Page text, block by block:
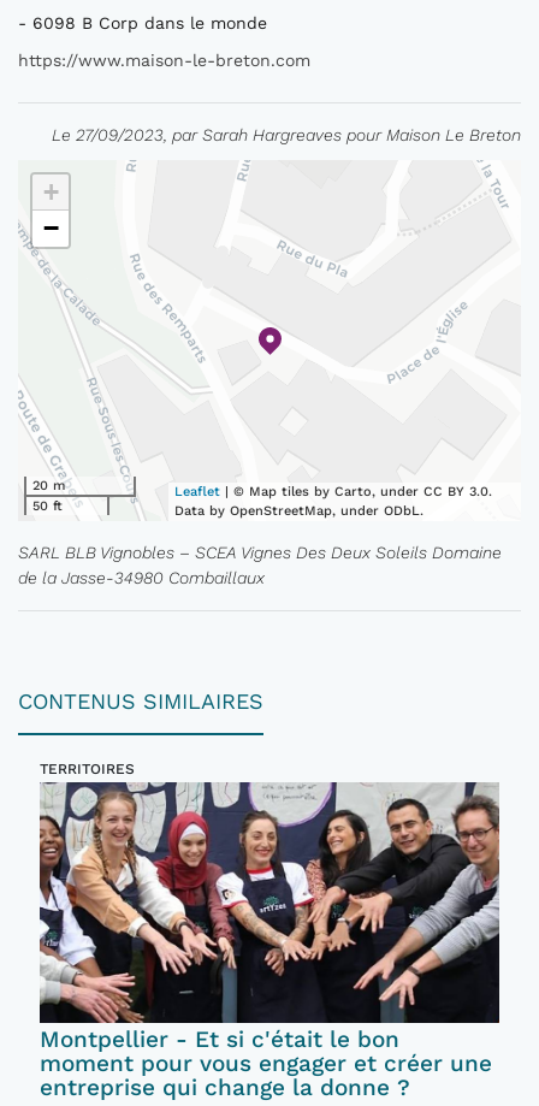
- 6098 B Corp dans le monde
https://www.maison-le-breton.com
Le 27/09/2023, par Sarah Hargreaves pour Maison Le Breton
+
−
20 m
50 ft
Leaflet | © Map tiles by Carto, under CC BY 3.0.
Data by OpenStreetMap, under ODbL.
SARL BLB Vignobles – SCEA Vignes Des Deux Soleils Domaine
de la Jasse-34980 Combaillaux
CONTENUS SIMILAIRES
TERRITOIRES
Montpellier - Et si c'était le bon
moment pour vous engager et créer une
entreprise qui change la donne ?